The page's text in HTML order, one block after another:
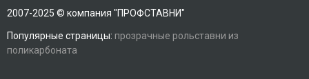
2007-2025 © компания "ПРОФСТАВНИ"
Популярные страницы: прозрачные рольставни из
поликарбоната